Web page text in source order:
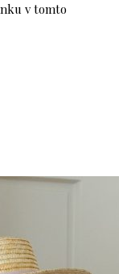
v tomto